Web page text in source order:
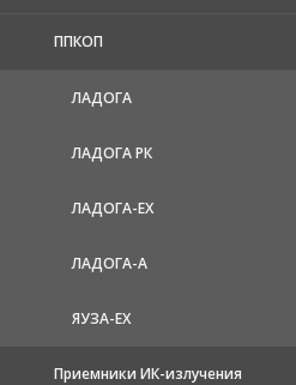
ППКОП
ЛАДОГА
ЛАДОГА РК
ЛАДОГА-EX
ЛАДОГА-А
ЯУЗА-ЕХ
Приемники ИК-излучения